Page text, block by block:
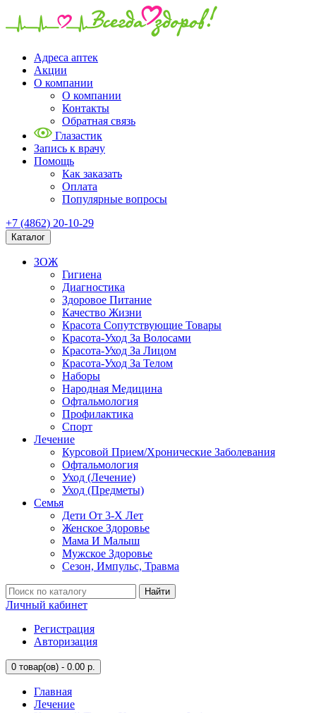
Адреса аптек
Акции
О компании
О компании
Контакты
Обратная связь
Глазастик
Запись к врачу
Помощь
Как заказать
Оплата
Популярные вопросы
+7 (4862) 20-10-29
Каталог
ЗОЖ
Гигиена
Диагностика
Здоровое Питание
Качество Жизни
Красота Сопутствующие Товары
Красота-Уход За Волосами
Красота-Уход За Лицом
Красота-Уход За Телом
Наборы
Народная Медицина
Офтальмология
Профилактика
Спорт
Лечение
Курсовой Прием/Хронические Заболевания
Офтальмология
Уход (Лечение)
Уход (Предметы)
Семья
Дети От 3-Х Лет
Женское Здоровье
Мама И Малыш
Мужское Здоровье
Сезон, Импульс, Травма
Найти
Личный кабинет
Регистрация
Авторизация
0 товар(ов) - 0.00 р.
Главная
Лечение